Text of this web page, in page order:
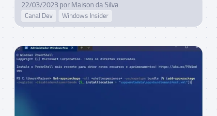
22/03/2023 por Maison da Silva
Canal Dev Windows Insider